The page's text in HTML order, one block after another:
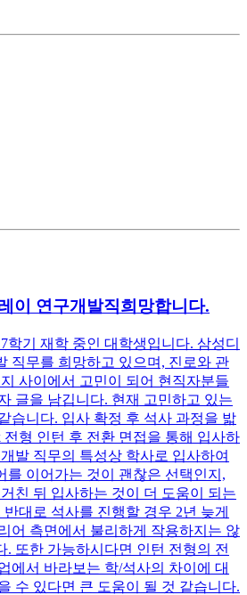
이 연구개발직희망합니다.
학기 재학 중인 대학생입니다. 삼성디
직무를 희망하고 있으며, 진로와 관
사이에서 고민이 되어 현직자분들
글을 남깁니다. 현재 고민하고 있는
습니다. 입사 확정 후 석사 과정을 밟
전형 인턴 후 전환 면접을 통해 입사하
발 직무의 특성상 학사로 입사하여
를 이어가는 것이 괜찮은 선택인지,
친 뒤 입사하는 것이 더 도움이 되는
대로 석사를 진행할 경우 2년 늦게
어 측면에서 불리하게 작용하지는 않
. 또한 가능하시다면 인턴 전형의 전
에서 바라보는 학/석사의 차이에 대
수 있다면 큰 도움이 될 것 같습니다.